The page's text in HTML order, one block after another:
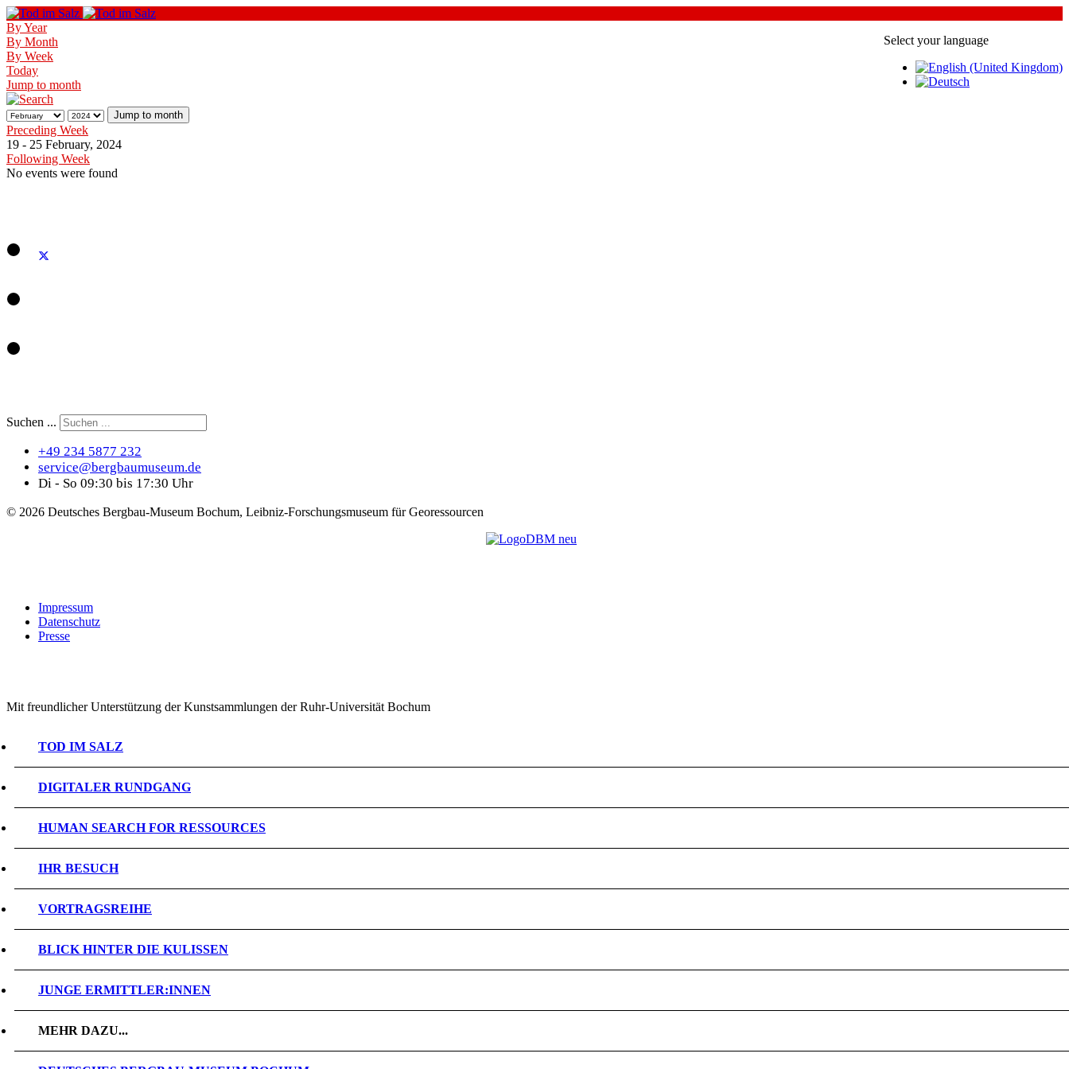
Select your language
By Year
By Month
By Week
Today
Jump to month
Jump to month
Preceding Week
19 - 25 February, 2024
Following Week
No events were found
Suchen ...
+49 234 5877 232
service@bergbaumuseum.de
Di - So 09:30 bis 17:30 Uhr
© 2026 Deutsches Bergbau-Museum Bochum, Leibniz-Forschungsmuseum für Georessourcen
Impressum
Datenschutz
Presse
Mit freundlicher Unterstützung der Kunstsammlungen der Ruhr-Universität Bochum
TOD IM SALZ
DIGITALER RUNDGANG
HUMAN SEARCH FOR RESSOURCES
IHR BESUCH
VORTRAGSREIHE
BLICK HINTER DIE KULISSEN
JUNGE ERMITTLER:INNEN
MEHR DAZU...